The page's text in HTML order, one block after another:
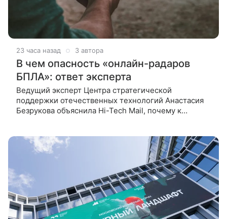
23 часа назад 3 автора
В чем опасность «онлайн-радаров
БПЛА»: ответ эксперта
Ведущий эксперт Центра стратегической
поддержки отечественных технологий Анастасия
Безрукова объяснила Hi-Tech Mail, почему к